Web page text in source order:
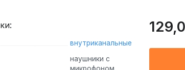
внутриканальные
наушники с